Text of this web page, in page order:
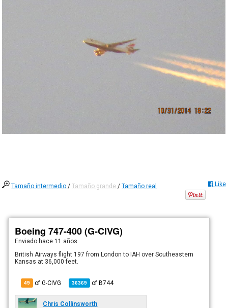
Tamaño intermedio /Tamaño grande /Tamaño real Like
Boeing 747-400 (G-CIVG)
Enviado hace 11 años
British Airways flight 197 from London to IAH over Southeastern
Kansas at 36,000 feet.
49 of G-CIVG 36369 ofB744
Chris Collinsworth